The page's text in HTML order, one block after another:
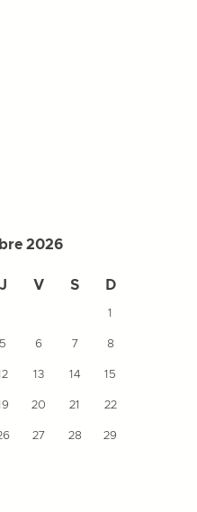
2026
J V S D
1
5 6 7 8
13 14 15
20 21 22
27 28 29